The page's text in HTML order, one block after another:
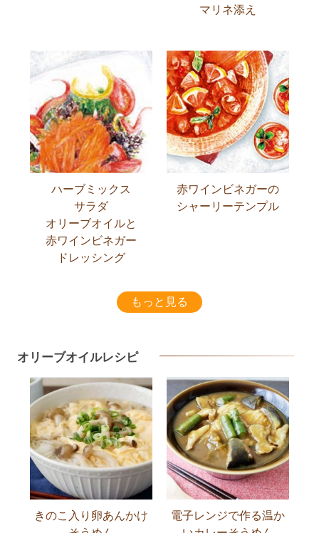
マリネ添え
ハーブミックス
サラダ
オリーブオイルと
赤ワインビネガー
ドレッシング
赤ワインビネガーの
シャーリーテンプル
もっと見る
オリーブオイルレシピ
きのこ入り卵あんかけ
電子レンジで作る温か